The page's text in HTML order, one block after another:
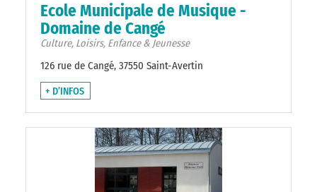
Ecole Municipale de Musique -
Domaine de Cangé
Culture, Loisirs, Enfance & Jeunesse
126 rue de Cangé, 37550 Saint-Avertin
+ D’INFOS